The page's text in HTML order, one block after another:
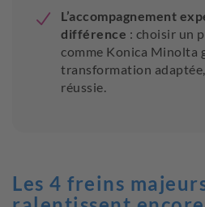
L’accompagnement
différence : choisir un
comme Konica Minolta
transformation
réussie.
Les 4 freins